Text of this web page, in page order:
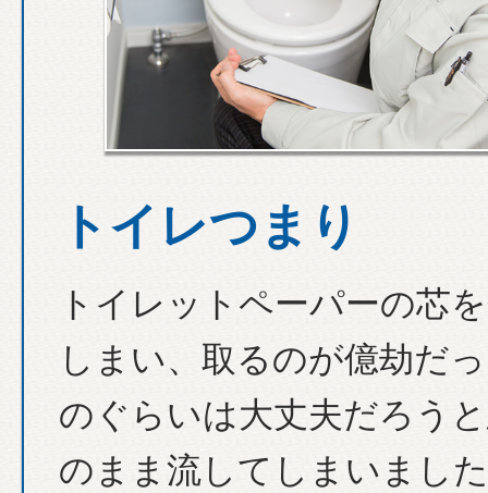
トイレつまり
トイレットペーパーの芯
しまい、取るのが億劫だ
のぐらいは大丈夫だろう
のまま流してしまいまし